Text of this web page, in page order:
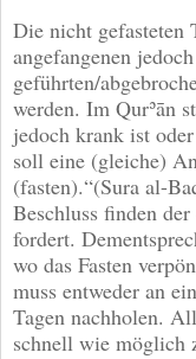
Die nicht gefasteten
angefangenen
geführten/
werden. Im Qurʾān
jedoch krank ist
soll eine (gleiche)
(fasten).“(Sura al-
Beschluss finden
fordert.
wo das Fasten
muss entweder an
Tagen nachholen.
schnell wie möglich